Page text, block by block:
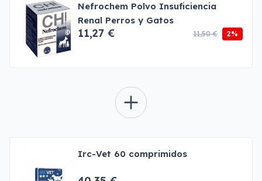
Nefrochem Polvo Insuficiencia
Renal Perros y Gatos
11,27 € 11,50 € 2%
Irc-Vet 60 comprimidos